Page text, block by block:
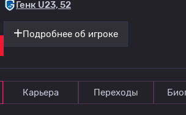
Генк U23, 52
Подробнее об игроке
Карьера Переходы